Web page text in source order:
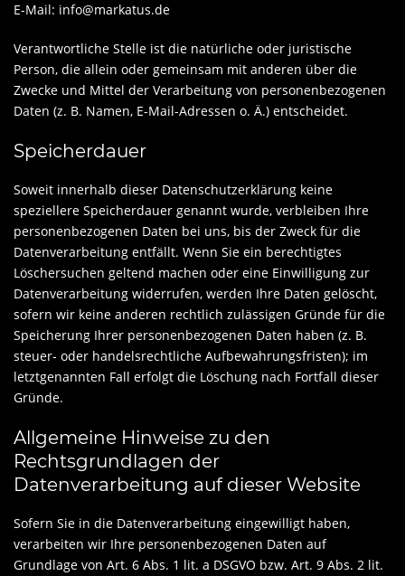
E-Mail: info@markatus.de
Verantwortliche Stelle ist die natürliche oder juristische
Person, die allein oder gemeinsam mit anderen über die
Zwecke und Mittel der Verarbeitung von personenbezogenen
Daten (z. B. Namen, E-Mail-Adressen o. Ä.) entscheidet.
Speicherdauer
Soweit innerhalb dieser Datenschutzerklärung keine
speziellere Speicherdauer genannt wurde, verbleiben Ihre
personenbezogenen Daten bei uns, bis der Zweck für die
Datenverarbeitung entfällt. Wenn Sie ein berechtigtes
Löschersuchen geltend machen oder eine Einwilligung zur
Datenverarbeitung widerrufen, werden Ihre Daten gelöscht,
sofern wir keine anderen rechtlich zulässigen Gründe für die
Speicherung Ihrer personenbezogenen Daten haben (z. B.
steuer- oder handelsrechtliche Aufbewahrungsfristen); im
letztgenannten Fall erfolgt die Löschung nach Fortfall dieser
Gründe.
Allgemeine Hinweise zu den
Rechtsgrundlagen der
Datenverarbeitung auf dieser Website
Sofern Sie in die Datenverarbeitung eingewilligt haben,
verarbeiten wir Ihre personenbezogenen Daten auf
Grundlage von Art. 6 Abs. 1 lit. a DSGVO bzw. Art. 9 Abs. 2 lit.